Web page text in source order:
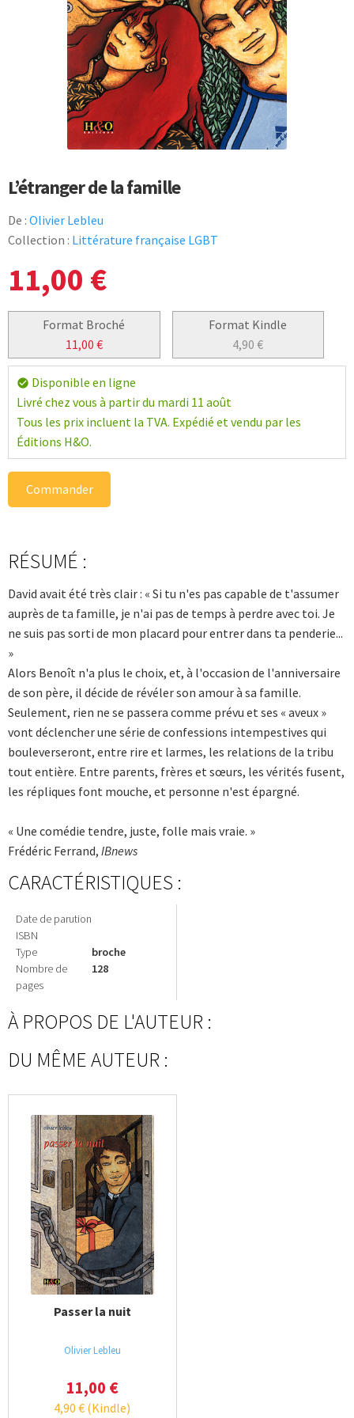
L’étranger de la famille
De : Olivier Lebleu
Collection : Littérature française LGBT
11,00 €
Format Broché
11,00 €
Format Kindle
4,90€
check_circle Disponible en ligne
Livré chez vous à partir du mardi 11 août
Tous les prix incluent la TVA. Expédié et vendu par les
Éditions H&O.
Commander
RÉSUMÉ :
David avait été très clair : « Si tu n'es pas capable de t'assumer
auprès de ta famille, je n'ai pas de temps à perdre avec toi. Je
ne suis pas sorti de mon placard pour entrer dans ta penderie...
»
Alors Benoît n'a plus le choix, et, à l'occasion de l'anniversaire
de son père, il décide de révéler son amour à sa famille.
Seulement, rien ne se passera comme prévu et ses « aveux »
vont déclencher une série de confessions intempestives qui
bouleverseront, entre rire et larmes, les relations de la tribu
tout entière. Entre parents, frères et sœurs, les vérités fusent,
les répliques font mouche, et personne n'est épargné.
« Une comédie tendre, juste, folle mais vraie. »
Frédéric Ferrand, IBnews
CARACTÉRISTIQUES :
Date de parution
ISBN
Type
Nombre de
pages
broche
128
À PROPOS DE L'AUTEUR :
DU MÊME AUTEUR :
Passer la nuit
Olivier Lebleu
11,00 €
4,90€ (Kindle)